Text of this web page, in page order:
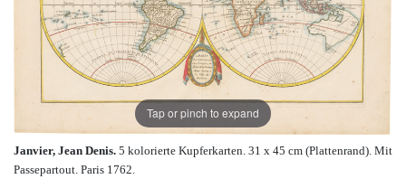
Tap or pinch to expand
Janvier, Jean Denis. 5 kolorierte Kupferkarten. 31 x 45 cm (Plattenrand). Mit
Passepartout. Paris 1762.